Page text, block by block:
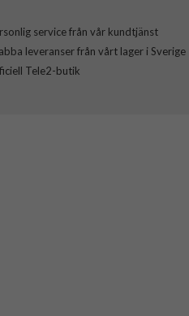
service från vår kundtjänst
leveranser från vårt lager i Sverige
Tele2-butik